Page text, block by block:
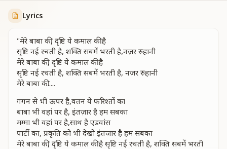
Lyrics
"मेरे बाबा की, दृष्टि ये कमाल की है
सृष्टि नई रचती है, शक्ति सबमें भरती है,नज़र रुहानी
मेरे बाबा की, दृष्टि ये कमाल की है
सृष्टि नई रचती है, शक्ति सबमें भरती है, नज़र रुहानी
मेरे बाबा की.....
गगन से भी ऊपर है,वतन ये फरिश्तों का
बाबा भी वहां पर है, इंतज़ार है हम सबका
मम्मा भी वहां पर है,साथ है एडवांस
पार्टी का, प्रकृति को भी देखो इंतजार है हम सबका
मेरे बाबा की, दृष्टि ये कमाल की है सृष्टि नई रचती है, शक्ति सबमें भरती